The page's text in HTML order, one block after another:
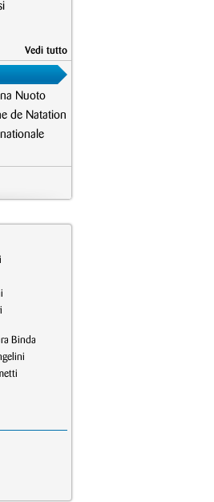
Vedi tutto
Nuoto
de Natation
Binda